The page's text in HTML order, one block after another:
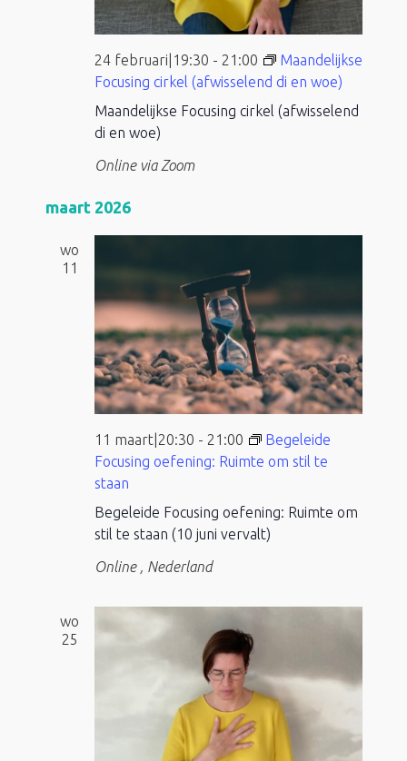
Maandelijkse Focusing cirkel (afwisselend
di en woe)
24 februari|19:30 - 21:00
Maandelijkse
Focusing cirkel (afwisselend di en woe)
Online via Zoom
maart 2026
wo
11
Begeleide Focusing oefening: Ruimte om
stil te staan (10 juni vervalt)
11 maart|20:30 - 21:00
Begeleide
Focusing oefening: Ruimte om stil te
staan
Online , Nederland
wo
25